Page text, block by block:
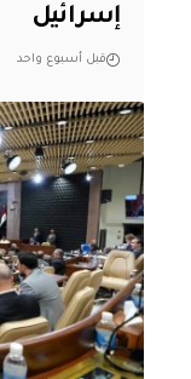
إسرائيل
قبل أسبوع واحد